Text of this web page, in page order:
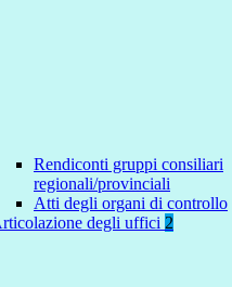
Rendiconti gruppi consiliari
regionali/provinciali
Atti degli organi di controllo
degli uffici 2